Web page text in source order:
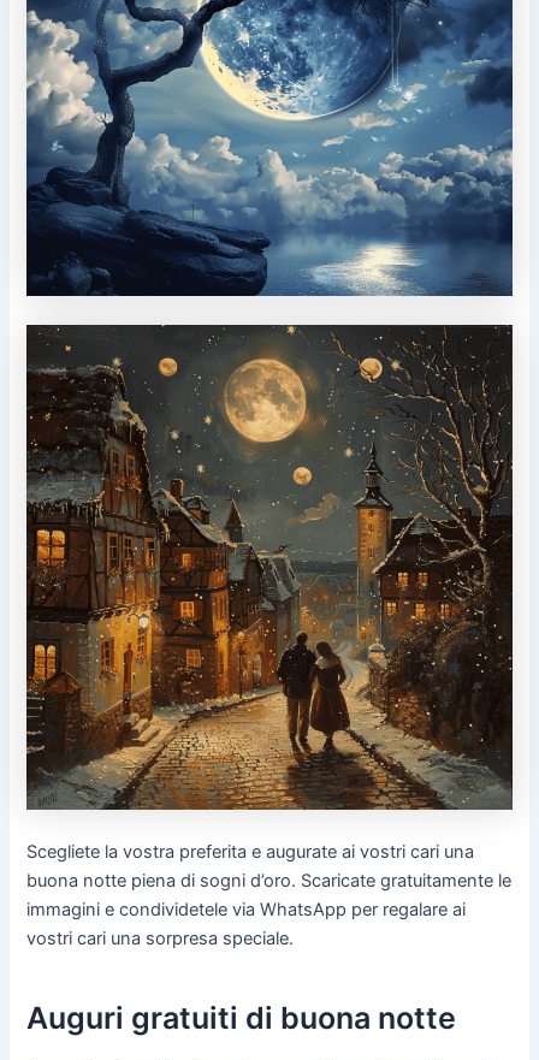
Scegliete la vostra preferita e augurate ai vostri cari una
buona notte piena di sogni d’oro. Scaricate gratuitamente le
immagini e condividetele via WhatsApp per regalare ai
vostri cari una sorpresa speciale.
Auguri gratuiti di buona notte